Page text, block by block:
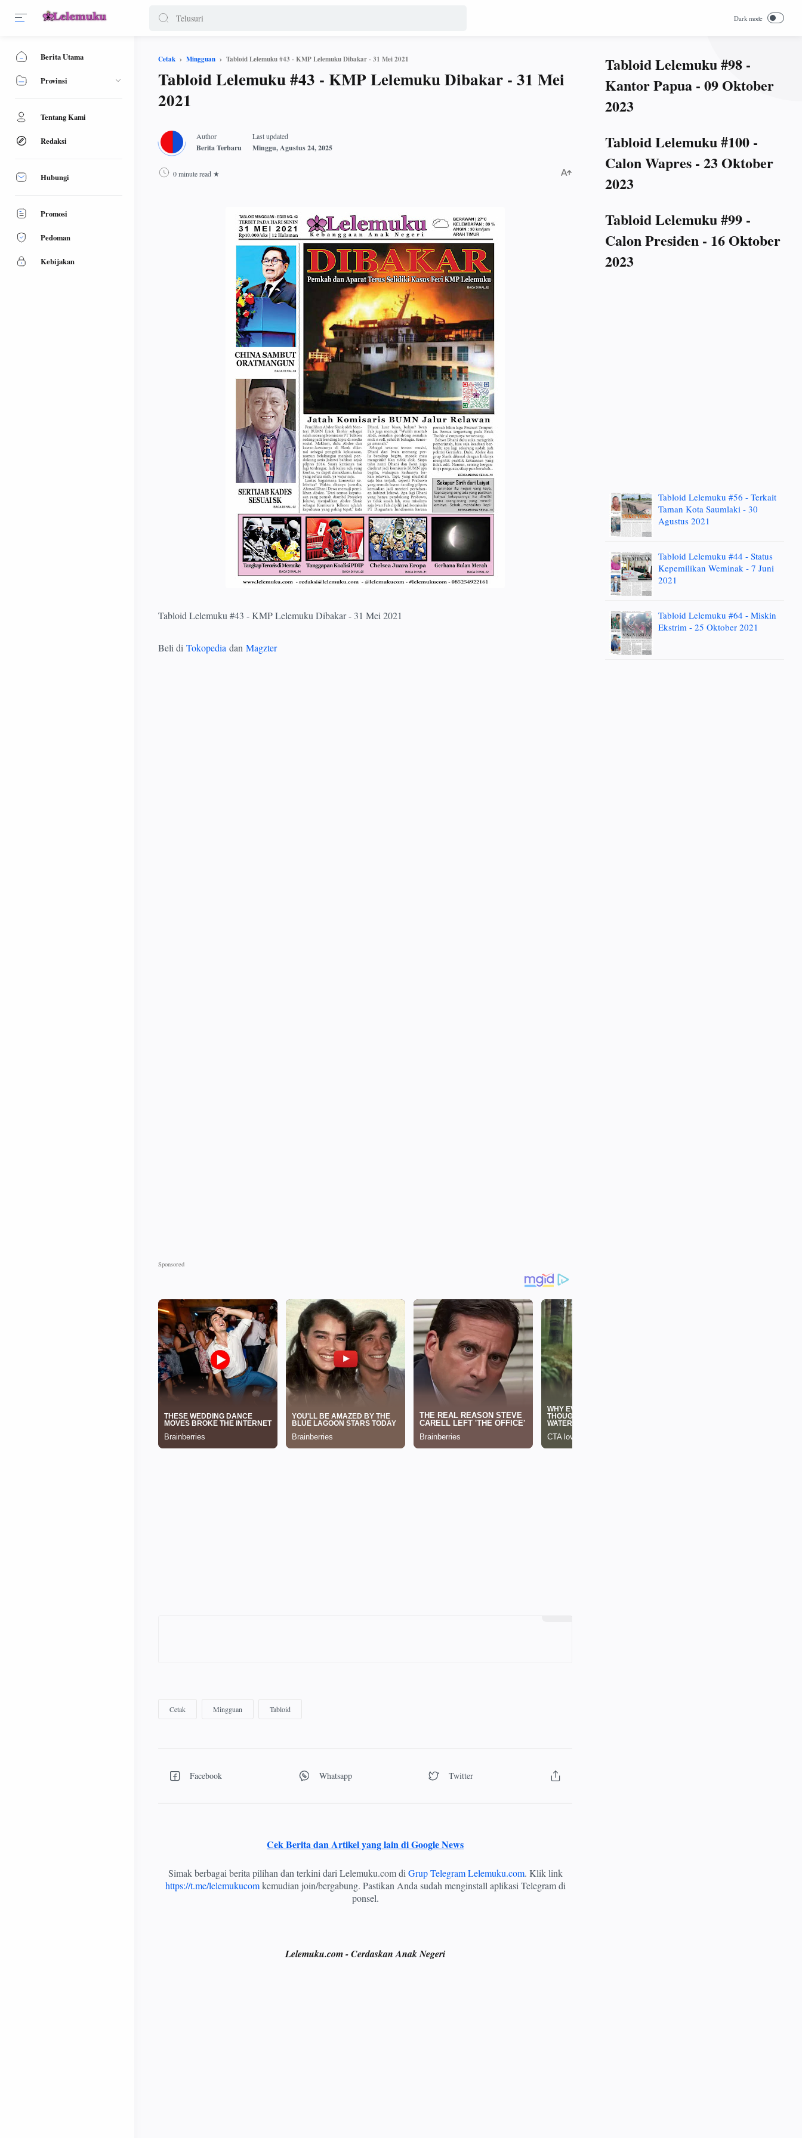
Cetak Mingguan Tabloid Lelemuku #43 - KMP Lelemuku Dibakar - 31 Mei 2021
Tabloid Lelemuku #43 - KMP Lelemuku Dibakar - 31 Mei
2021
0 minute read
Tabloid Lelemuku #43 - KMP Lelemuku Dibakar - 31 Mei 2021
Beli di Tokopedia dan Magzter
Cek Berita dan Artikel yang lain di Google News
Simak berbagai berita pilihan dan terkini dari Lelemuku.com di Grup Telegram Lelemuku.com. Klik link
https://t.me/lelemukucomkemudian join/bergabung. Pastikan Anda sudah menginstall aplikasi Telegram di
ponsel.
Lelemuku.com - Cerdaskan Anak Negeri
Tabloid Lelemuku #98 -
Kantor Papua - 09 Oktober
2023
Tabloid Lelemuku #100 -
Calon Wapres - 23 Oktober
2023
Tabloid Lelemuku #99 -
Calon Presiden - 16 Oktober
2023
Tabloid Lelemuku #56 - Terkait
Taman Kota Saumlaki - 30
Agustus 2021
Tabloid Lelemuku #44 - Status
Kepemilikan Weminak - 7 Juni
2021
Tabloid Lelemuku #64 - Miskin
Ekstrim - 25 Oktober 2021
Berita Utama
Provinsi
Tentang Kami
Redaksi
Hubungi
Promosi
Pedoman
Kebijakan